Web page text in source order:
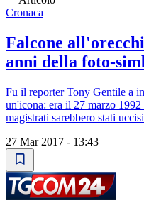
Cronaca
Falcone
anni della foto-
Fu il reporter Tony Gentile a
un'icona: era il 27 marzo
magistrati sarebbero stati
27 Mar 2017 - 13:43